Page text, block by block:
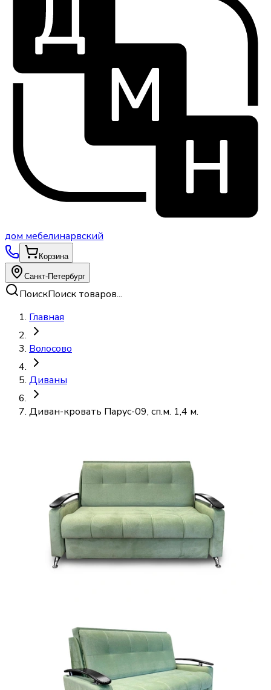
дом мебелинарвский
Корзина
Санкт-Петербург
ПоискПоиск товаров...
Главная
Волосово
Диваны
Диван-кровать Парус-09, сп.м. 1,4 м.